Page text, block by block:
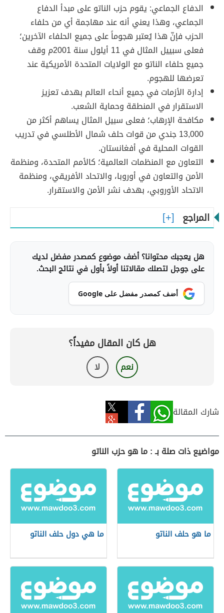
الدفاع الجماعي: يقوم حزب الناتو على مبدأ الدفاع
الجماعي، وهذا يعني أنه عند مهاجمة أي من حلفاء
الحزب فإنّ هذا يُعتبر هجوماً على جميع الحلفاء الآخرين؛
فعلى سبييل المثال في 11 أيلول سنة 2001م وقف
جميع حلفاء الناتو مع الولايات المتحدة الأمريكية عند
تعرضها للهجوم.
إدارة الأزمات في جميع أنحاء العالم بهدف تعزيز
الاستقرار في المنطقة وحماية الشعب.
مكافحة الإرهاب؛ فعلى سبيل المثال يساهم أكثر من
13,000 جندي من قوات حلف شمال الأطلسي في تدريب
القوات المحلية في أفغانستان.
التعاون مع المنظمات العالمية؛ كالأمم المتحدة، ومنظمة
الأمن والتعاون في أوروبا، والاتحاد الأفريقي، ومنظمة
الاتحاد الأوروبي، بهدف نشر الأمن والاستقرار.
المراجع
هل يعجبك محتوانا؟ أضف موضوع كمصدر مفضل لديك
على جوجل لتصلك مقالاتنا أولاً بأول في نتائج البحث.
أضف كمصدر مفضل على Google
هل كان المقال مفيداً؟
نعم لا
شارك المقالة
مواضيع ذات صلة بـ : ما هو حزب الناتو
ما هو حلف الناتو ما هي دول حلف الناتو